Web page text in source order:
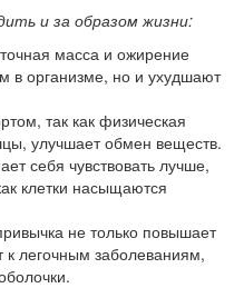
и за образом жизни:
масса и ожирение
в организме, но и ухудшают
так как физическая
улучшает обмен веществ.
себя чувствовать лучше,
клетки насыщаются
не только повышает
к легочным заболеваниям,